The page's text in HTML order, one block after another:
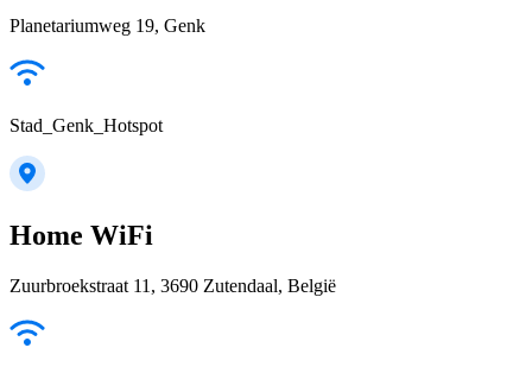
Planetariumweg 19, Genk
Stad_Genk_Hotspot
Home WiFi
Zuurbroekstraat 11, 3690 Zutendaal, België